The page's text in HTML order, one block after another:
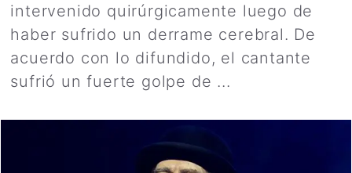
intervenido quirúrgicamente luego de
haber sufrido un derrame cerebral. De
acuerdo con lo difundido, el cantante
sufrió un fuerte golpe de ...